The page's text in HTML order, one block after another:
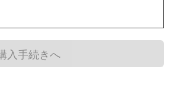
入手続きへ